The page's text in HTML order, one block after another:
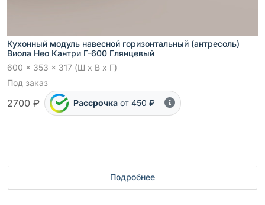
Кухонный модуль навесной горизонтальный (антресоль)
Виола Нео Кантри Г-600 Глянцевый
600 x 353 x 317 (Ш x В x Г)
Под заказ
2700 ₽ Рассрочка от 450 ₽
Подробнее